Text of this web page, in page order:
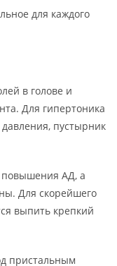
для каждого
в голове и
Для гипертоника
пустырник
АД, а
Для скорейшего
выпить крепкий
пристальным